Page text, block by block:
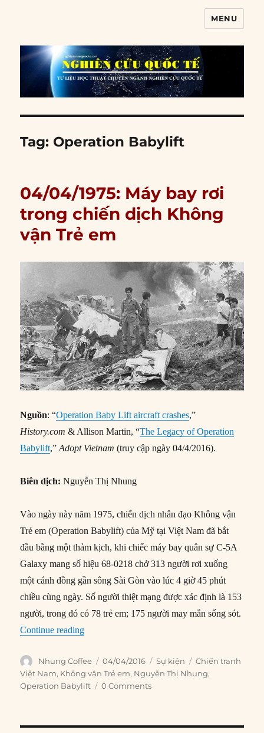
MENU
Tag: Operation Babylift
04/04/1975: Máy bay rơi
trong chiến dịch Không
vận Trẻ em
Nguồn: “Operation Baby Lift aircraft crashes,”
History.com & Allison Martin, “The Legacy of Operation
Babylift,”Adopt Vietnam (truy cập ngày 04/4/2016).
Biên dịch: Nguyễn Thị Nhung
Vào ngày này năm 1975, chiến dịch nhân đạo Không vận
Trẻ em (Operation Babylift) của Mỹ tại Việt Nam đã bắt
đầu bằng một thảm kịch, khi chiếc máy bay quân sự C-5A
Galaxy mang số hiệu 68-0218 chở 313 người rơi xuống
một cánh đồng gần sông Sài Gòn vào lúc 4 giờ 45 phút
chiều cùng ngày. Số người thiệt mạng được xác định là 153
người, trong đó có 78 trẻ em; 175 người may mắn sống sót.
Continue reading“04/04/1975: Máy bay rơi trong chiến dịch
Author
Nhung Coffee
Posted
on
04/04/2016 Categories
Sự kiện Tags
Chiến tranh
Việt Nam, Không vận Trẻ em, Nguyễn Thị Nhung,
Operation Babylift
0 Comments